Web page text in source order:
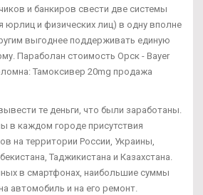
и банкиров свести две системы
юрлиц и физических лиц) в одну вполне
выгоднее поддерживать единую
Параболан стоимость Орск - Bayer
Тамоксивер 20mg продажа
те деньги, что были заработаны.
в каждом городе присутствия
на территории России, Украины,
Таджикистана и Казахстана.
в смартфонах, наибольшие суммы
автомобиль и на его ремонт.